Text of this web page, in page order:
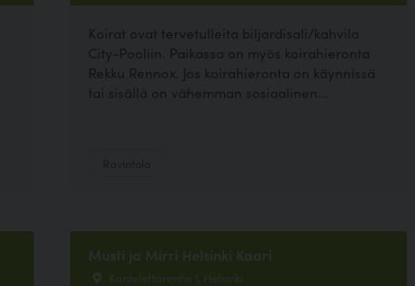
Koirat ovat tervetulleita biljardisali/kahvila
City-Pooliin. Paikassa on myös koirahieronta
Rekku Rennox. Jos koirahieronta on käynnissä
tai sisällä on vähemman sosiaalinen...
Musti ja Mirri Helsinki Kaari
Kantelettarentie 1, Helsinki